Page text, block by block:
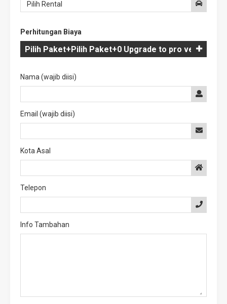
Perhitungan Biaya
Nama (wajib diisi)
Email (wajib diisi)
Kota Asal
Telepon
Info Tambahan